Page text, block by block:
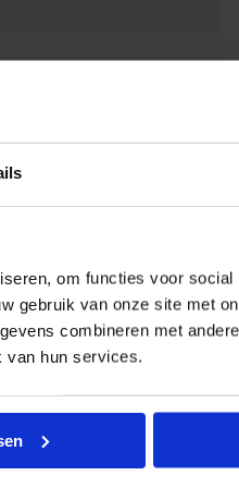
om functies voor social
gebruik van onze site met
combineren met
van hun services.